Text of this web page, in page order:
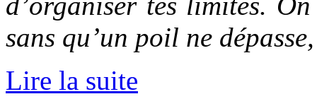
sans qu’un poil ne
Lire la suite